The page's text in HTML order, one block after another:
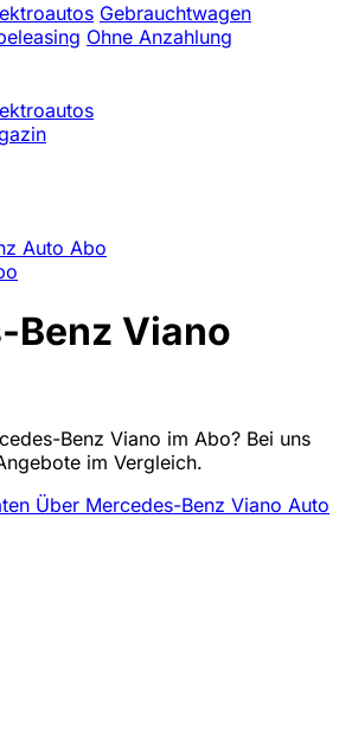
Gebrauchtwagen
Ohne Anzahlung
Auto Abo
Benz Viano
Benz Viano im Abo? Bei uns
im Vergleich.
Über Mercedes-Benz Viano Auto